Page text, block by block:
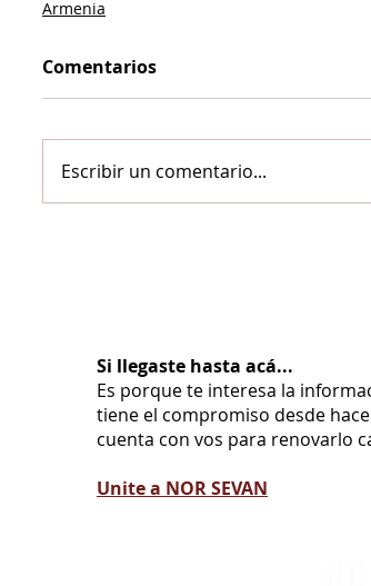
Armenia
Comentarios
Escribir un comentario...
Si llegaste hasta acá...
Es porque te interesa la
tiene el compromiso desde
cuenta con vos para renovarlo
Unite a NOR SEVAN